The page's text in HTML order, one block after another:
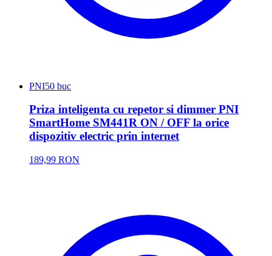
PNI50 buc
Priza inteligenta cu repetor si dimmer PNI
SmartHome SM441R ON / OFF la orice
dispozitiv electric prin internet
189,99 RON